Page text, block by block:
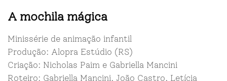
A mochila mágica
Minissérie de animação infantil
Produção: Alopra Estúdio (RS)
Criação: Nicholas Paim e Gabriella Mancini
Roteiro: Gabriella Mancini, João Castro, Letícia